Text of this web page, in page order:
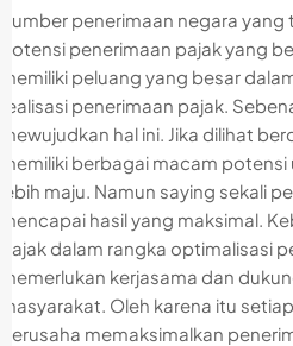
Sumber penerimaan negara
Potensi penerimaan pajak yang
memiliki peluang yang besar
realisasi penerimaan pajak.
mewujudkan hal ini. Jika dilihat
memiliki berbagai macam
lebih maju. Namun saying sekali
mencapai hasil yang maksimal.
pajak dalam rangka optimalisasi
memerlukan kerjasama dan
masyarakat. Oleh karena itu
berusaha memaksimalkan